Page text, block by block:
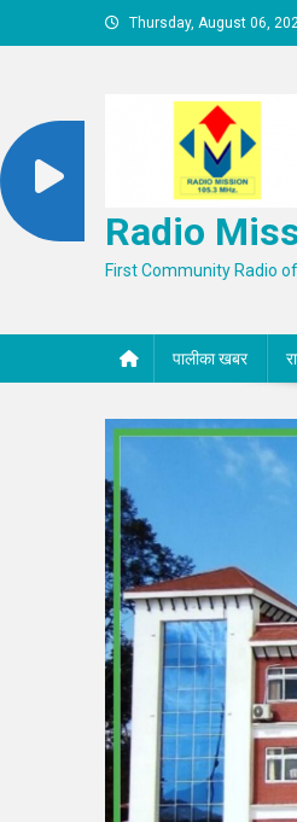
to
Thursday, August 06,
Radio
First Community Radio
पालीका खबर